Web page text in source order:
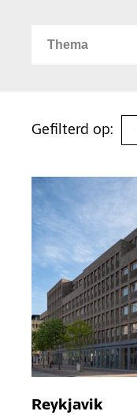
Gefilterd op:
Reykjavik